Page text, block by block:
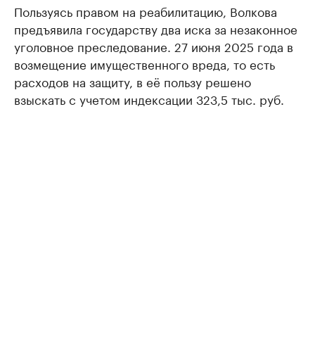
Пользуясь правом на реабилитацию, Волкова
предъявила государству два иска за незаконное
уголовное преследование. 27 июня 2025 года в
возмещение имущественного вреда, то есть
расходов на защиту, в её пользу решено
взыскать с учетом индексации 323,5 тыс. руб.